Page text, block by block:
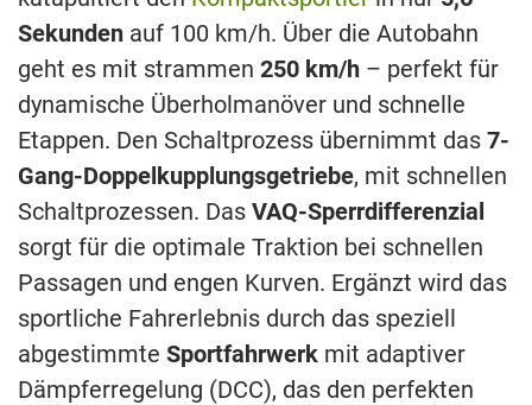
Sekunden auf 100 km/h. Über die Autobahn
geht es mit strammen 250 km/h – perfekt für
dynamische Überholmanöver und schnelle
Etappen. Den Schaltprozess übernimmt das 7-
Gang-Doppelkupplungsgetriebe, mit schnellen
Schaltprozessen. Das VAQ-Sperrdifferenzial
sorgt für die optimale Traktion bei schnellen
Passagen und engen Kurven. Ergänzt wird das
sportliche Fahrerlebnis durch das speziell
abgestimmte Sportfahrwerk mit adaptiver
Dämpferregelung (DCC), das den perfekten